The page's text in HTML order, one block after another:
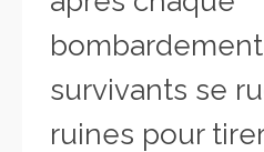
survivants se
ruines pour